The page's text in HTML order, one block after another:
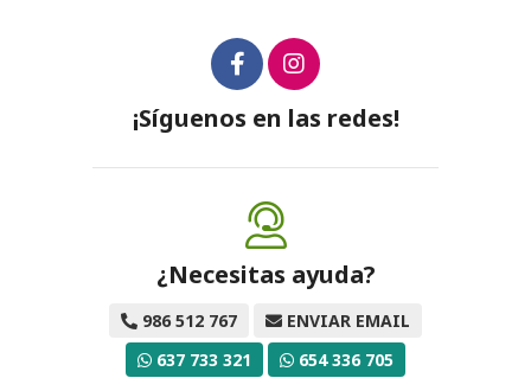
¡Síguenos en las redes!
¿Necesitas ayuda?
986 512 767
ENVIAR EMAIL
637 733 321
654 336 705